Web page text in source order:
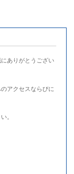
ありがとうござい
アクセスならびに
。